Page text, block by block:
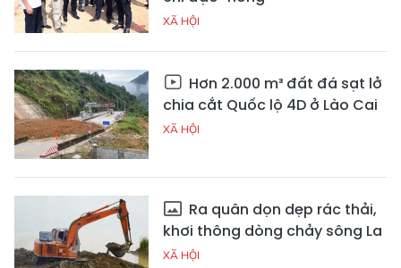
XÃ HỘI
Hơn 2.000 m³ đất đá sạt lở
chia cắt Quốc lộ 4D ở Lào Cai
XÃ HỘI
Ra quân dọn dẹp rác thải,
khơi thông dòng chảy sông La
XÃ HỘI